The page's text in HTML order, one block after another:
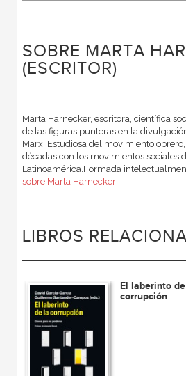
SOBRE MARTA
(ESCRITOR)
Marta Harnecker, escritora, científica
de las figuras punteras en la
Marx. Estudiosa del movimiento
décadas con los movimientos sociales
Latinoamérica.Formada
sobre Marta Harnecker
LIBROS
El laberinto
corrupción